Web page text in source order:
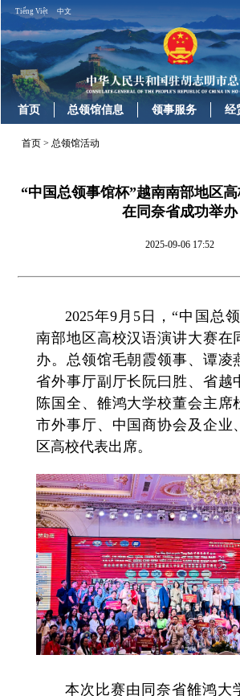
Tiếng Việt 中文
首页 总领馆信息 领事服务 经
首页 >总领馆活动
“中国总领事馆杯”越南南部地区
在同奈省成功举办
2025-09-06 17:52
2025年9月5日，“中国总
南部地区高校汉语演讲大赛在
办。总领馆毛朝霞领事、谭凌
省外事厅副厅长阮曰胜、省越
陈国全、雒鸿大学校董会主席
市外事厅、中国商协会及企业
区高校代表出席。
本次比赛由同奈省雒鸿大